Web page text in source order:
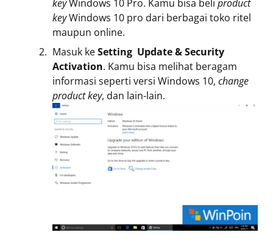
keyWindows 10 Pro. Kamu bisa beli product
keyWindows 10 pro dari berbagai toko ritel
maupun online.
Masuk keSetting  Update & Security 
Activation. Kamu bisa melihat beragam
informasi seperti versi Windows 10, change
product key, dan lain-lain.